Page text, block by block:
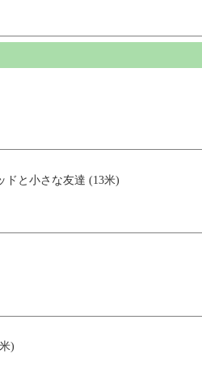
と小さな友達 (13米)
)